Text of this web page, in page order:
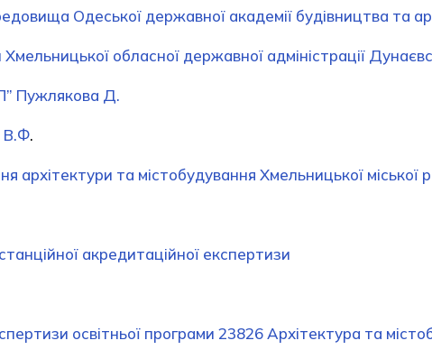
Одеської державної академії будівництва та
обласної державної адміністрації
Пужлякова Д.
В.Ф.
архітектури та містобудування Хмельницької
акредитаційної експертизи
освітньої програми 23826 Архітектура та